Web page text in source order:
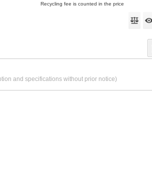
Recycling fee is counted in the price
and specifications without prior notice)